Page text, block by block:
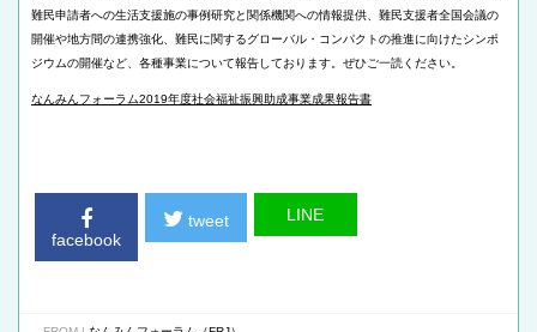
難民申請者への生活支援施の事例研究と関係機関への情報提供、難民支援者全国会議の
開催や地方間の連携強化、難民に関するグローバル・コンパクトの推進に向けたシンポ
ジウムの開催など、各種事業について報告しております。ぜひご一読ください。
なんみんフォーラム2019年度社会福祉振興助成事業成果報告書
facebook
tweet LINE